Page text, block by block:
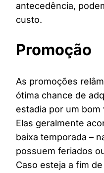
antecedência,
custo.
Promoção
As promoções
ótima chance de
estadia por um bom
Elas geralmente
baixa temporada –
possuem feriados
Caso esteja a fim